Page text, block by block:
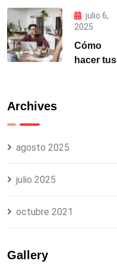
Requisitos
MIGRALAW
julio 6,
2025
Cómo
hacer tus
Archives
agosto 2025
julio 2025
octubre 2021
Gallery